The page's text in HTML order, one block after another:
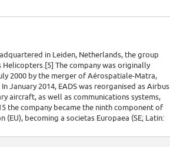
in Leiden, Netherlands, the group
The company was originally
2000 by the merger of Aérospatiale-Matra,
January 2014, EADS was reorganised as Airbus
aircraft, as well as communications systems,
the company became the ninth component of
becoming a societas Europaea (SE; Latin: